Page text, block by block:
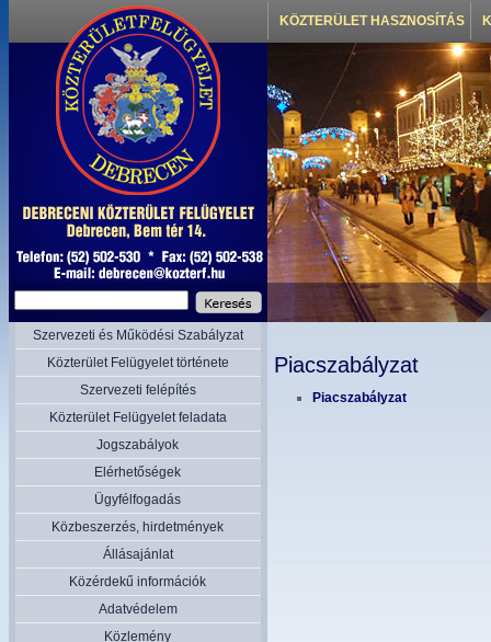
KÖZTERÜLET HASZNOSÍTÁS
Szervezeti és Működési Szabályzat
Közterület Felügyelet története
Szervezeti felépítés
Közterület Felügyelet feladata
Jogszabályok
Elérhetőségek
Ügyfélfogadás
Közbeszerzés, hirdetmények
Állásajánlat
Közérdekű információk
Adatvédelem
Közlemény
Piacszabályzat
Piacszabályzat